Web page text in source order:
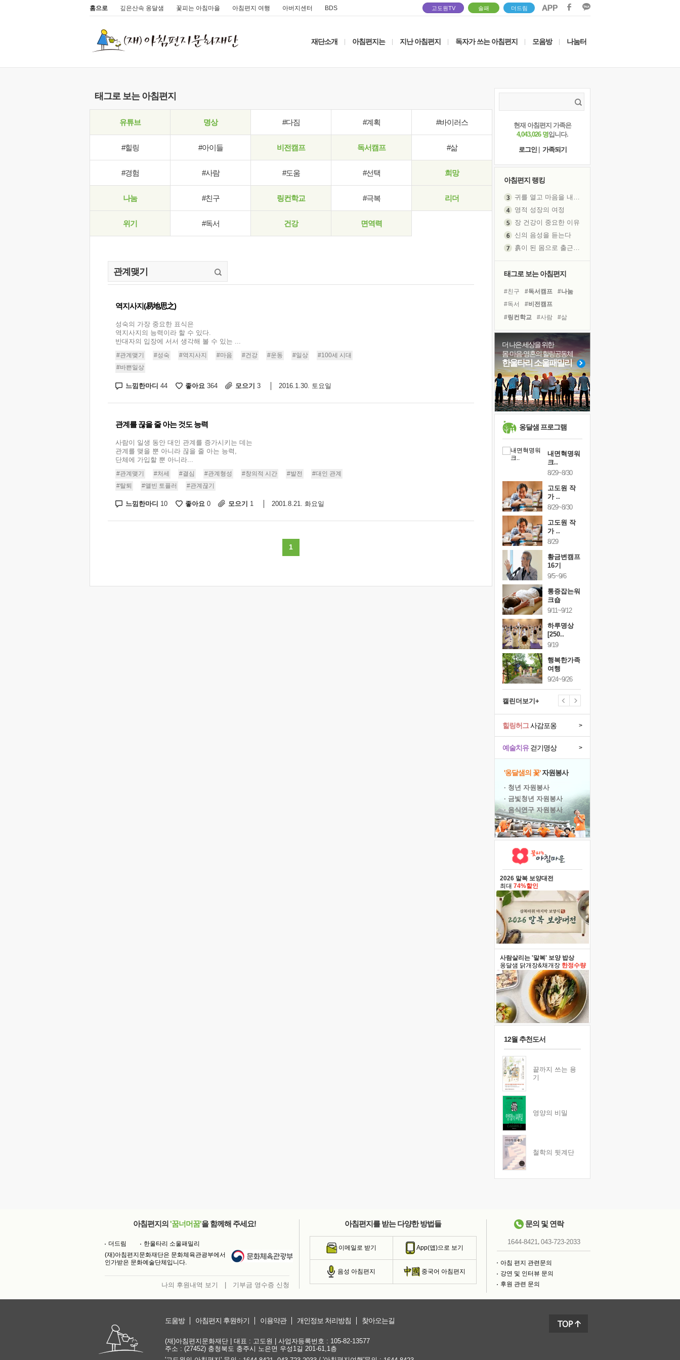
홈으로 깊은산속 옹달샘 꽃피는 아침마을 아침편지 여행 아버지센터 BDS 고도원TV 솔패 더드림
재단소개 아침편지는 지난 아침편지 독자가 쓰는 아침편지 모음방 나눔터
태그로 보는 아침편지
유튜브 명상 #다짐 #계획 #바이러스
#힐링 #아이들 비전캠프 독서캠프 #삶
#경험 #사람 #도움 #선택 희망
나눔 #친구 링컨학교 #극복 리더
위기 #독서 건강 면역력
역지사지(易地思之)
성숙의 가장 중요한 표식은
역지사지의 능력이라 할 수 있다.
반대자의 입장에 서서 생각해 볼 수 있는 ...
#관계맺기 #성숙 #역지사지 #마음 #건강 #운동 #일상
#100세 시대
#바쁜일상
느낌한마디 44 좋아요 364 모으기 3 2016.1.30. 토요일
관계를 끊을 줄 아는 것도 능력
사람이 일생 동안 대인 관계를 증가시키는 데는
관계를 맺을 뿐 아니라 끊을 줄 아는 능력,
단체에 가입할 뿐 아니라...
#관계맺기 #처세 #결심 #관계형성 #창의적 시간 #발전
#대인 관계
#탈퇴
#앨빈 토플러 #관계끊기
느낌한마디 10 좋아요 0 모으기 1 2001.8.21. 화요일
1
현재 아침편지 가족은
4,043,026 명입니다.
로그인
가족되기
아침편지 랭킹
귀를 열고 마음을 내어주고
영적 성장의 여정
장 건강이 중요한 이유
신의 음성을 듣는다
흙이 된 몸으로 출근하는 여자
졸업식 사진을 보며
극심한 변비, 어깨결림, 수면 장애
아픈 아버지를 위한 공간 설계
슬럼프
보고 싶은 어머니
유년 시절의 부산 영도 바다
못된 꼰대들
희망이란
'모른다'는 것
태그로 보는 아침편지
#친구 #독서캠프
#나눔
#독서
#비전캠프
#링컨학교
#사람
#삶
#도움
#선택
#경험
#아이들
#희망
#위기
#면역력
#바이러스
#힐링
#유튜브
#명상
#건강
#다짐
더 나은 세상을 위한
몸·마음·영혼의 힐링공동체
한울타리 소울패밀리
옹달샘 프로그램
황금변캠프
내면혁명워
크..
8/29~8/30
고도원 작
가 ..
8/29~8/30
고도원 작
가 ..
8/29
황금변캠프
16기
9/5~9/6
통증잡는워
크숍
9/11~9/12
하루명상
[250..
9/19
행복한가족
여행
9/24~9/26
캘린더보기+
예술치유걷기명상 >
힐링허그사감포옹 >
'옹달샘의 꽃'자원봉사
· 청년 자원봉사
· 금빛청년 자원봉사
· 음식연구 자원봉사
2026 말복 보양대전
최대 74%할인
사람살리는 '말복' 보양 밥상
옹달샘 닭개장&채개장 한정수량
12월 추천도서
끝까지 쓰는 용
기
영양의 비밀
철학의 뒷계단
아침편지의 '꿈너머꿈'을 함께해 주세요!
더드림
한울타리 소울패밀리
(재)아침편지문화재단은 문화체육관광부에서
인가받은 문화예술단체입니다.
나의 후원내역 보기 기부금 영수증 신청
아침편지를 받는 다양한 방법들
이메일로 받기 App(앱)으로 보기
음성 아침편지 중국어 아침편지
문의 및 연락
1644-8421, 043-723-2033
아침 편지 관련문의
강연 및 인터뷰 문의
후원 관련 문의
도움방 아침편지 후원하기 이용약관 개인정보 처리방침 찾아오는길
(재)아침편지문화재단 | 대표 : 고도원 | 사업자등록번호 : 105-82-13577
주소 : (27452) 충청북도 충주시 노은면 우성1길 201-61,1층